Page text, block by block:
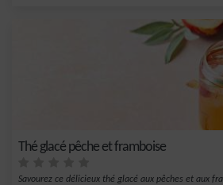
Thé glacé pêche et framboise
Savourez ce délicieux thé glacé aux pêches et aux